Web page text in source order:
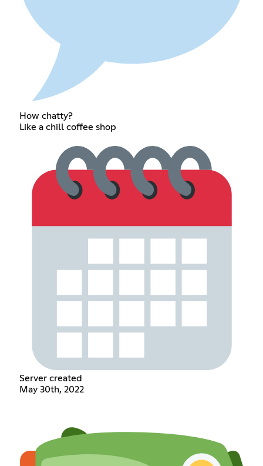
How chatty?
Like a chill coffee shop
Server created
May 30th, 2022